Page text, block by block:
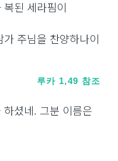
된 세라핌이
주님을 찬양하나이
루카 1,49 참조
셨네. 그분 이름은